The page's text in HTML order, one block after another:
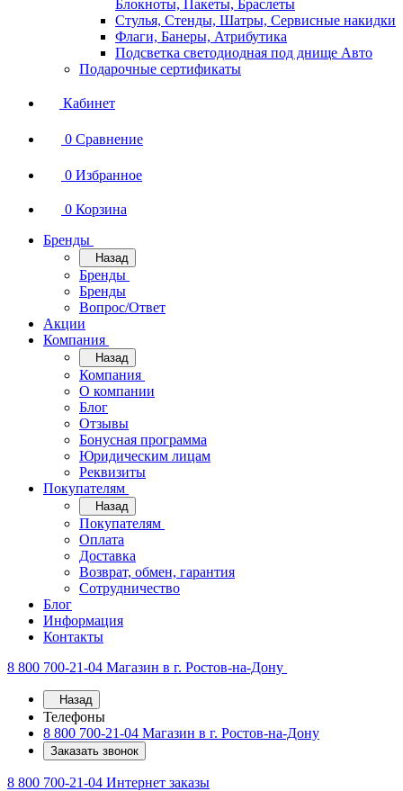
Блокноты, Пакеты, Браслеты
Стулья, Стенды, Шатры, Сервисные накидки
Флаги, Банеры, Атрибутика
Подсветка светодиодная под днище Авто
Подарочные сертификаты
Кабинет
0 Сравнение
0 Избранное
0 Корзина
Бренды
Назад
Бренды
Бренды
Вопрос/Ответ
Акции
Компания
Назад
Компания
О компании
Блог
Отзывы
Бонусная программа
Юридическим лицам
Реквизиты
Покупателям
Назад
Покупателям
Оплата
Доставка
Возврат, обмен, гарантия
Сотрудничество
Блог
Информация
Контакты
8 800 700-21-04 Магазин в г. Ростов-на-Дону
Назад
Телефоны
8 800 700-21-04 Магазин в г. Ростов-на-Дону
Заказать звонок
8 800 700-21-04 Интернет заказы